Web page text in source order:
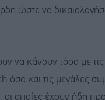
ώστε να
να κάνουν τόσο με
και τις μεγάλες
οποίες έχουν ήδη